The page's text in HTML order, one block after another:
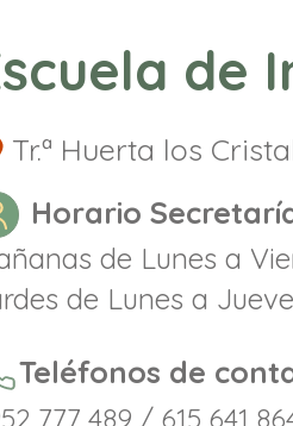
de
Tr.ª Huerta los
Horario
Teléfonos de
777 489 / 615 641
de Lunes a
de Lunes a